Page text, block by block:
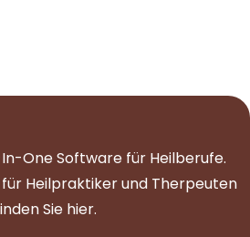
One Software für Heilberufe.
Heilpraktiker und Therpeuten
Sie hier.